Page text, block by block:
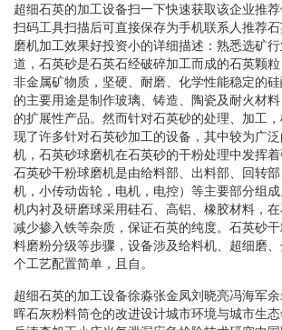
超细石英的加工设备扫一下快速获取该企业推
扫码工具扫描后可直接保存为手机联系人推荐
磨机加工效果好投资小的详细描述：熟悉选矿
道，石英砂是石英石经破碎加工而成的石英颗
非金属矿物质，坚硬、耐磨、化学性能稳定的
的主要用途是制作玻璃、铸造、陶瓷及耐火材
的扩展性产品。然而针对石英砂的处理、加工
现了许多针对石英砂加工的设备，其中较为广
机，石英砂球磨机在石英砂的干粉处理中发挥着
石英砂干粉球磨机是由给料部、出料部、回转
机，小传动齿轮，电机，电控）等主要部分组
机内衬及研磨球采用硅石、高铝、橡胶材料，
减少掺入铁等杂质，保证石英的纯度。石英砂
料磨粉分级等步骤，设备涉及给料机、超细磨
个工艺配置简单，且自。
超细石英的加工设备徐淼张金凤刘晓亮冯海军
晖石灰粉料筒仓的改进设计城市环境与城市生